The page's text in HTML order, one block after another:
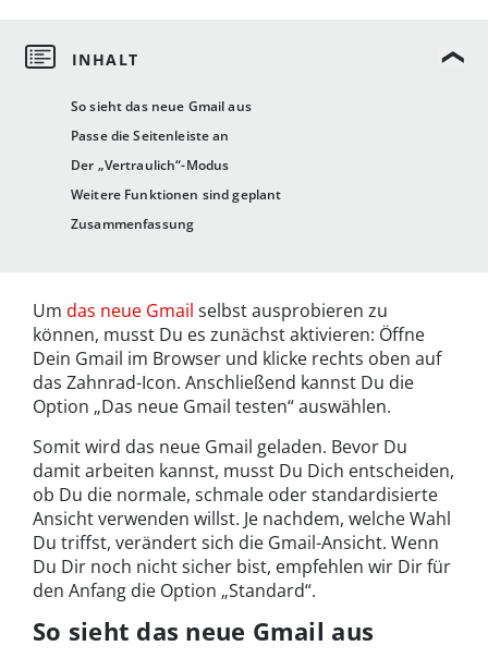
So sieht das neue Gmail aus
Passe die Seitenleiste an
Der „Vertraulich“-Modus
Weitere Funktionen sind geplant
Zusammenfassung
Um das neue Gmail selbst ausprobieren zu
können, musst Du es zunächst aktivieren: Öffne
Dein Gmail im Browser und klicke rechts oben auf
das Zahnrad-Icon. Anschließend kannst Du die
Option „Das neue Gmail testen“ auswählen.
Somit wird das neue Gmail geladen. Bevor Du
damit arbeiten kannst, musst Du Dich entscheiden,
ob Du die normale, schmale oder standardisierte
Ansicht verwenden willst. Je nachdem, welche Wahl
Du triffst, verändert sich die Gmail-Ansicht. Wenn
Du Dir noch nicht sicher bist, empfehlen wir Dir für
den Anfang die Option „Standard“.
So sieht das neue Gmail aus